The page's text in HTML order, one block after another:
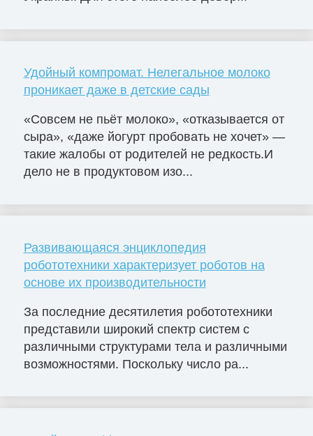
Удойный компромат. Нелегальное молоко
проникает даже в детские сады
«Совсем не пьёт молоко», «отказывается от
сыра», «даже йогурт пробовать не хочет» —
такие жалобы от родителей не редкость.И
дело не в продуктовом изо...
Развивающаяся энциклопедия
робототехники характеризует роботов на
основе их производительности
За последние десятилетия робототехники
представили широкий спектр систем с
различными структурами тела и различными
возможностями. Поскольку число ра...